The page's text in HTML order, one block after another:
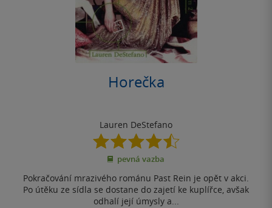
Horečka
Lauren DeStefano
4.5
z
5
pevná vazba
Pokračování mrazivého románu Past Rein je opět v akci.
Po útěku ze sídla se dostane do zajetí ke kuplířce, avšak
odhalí její úmysly a...